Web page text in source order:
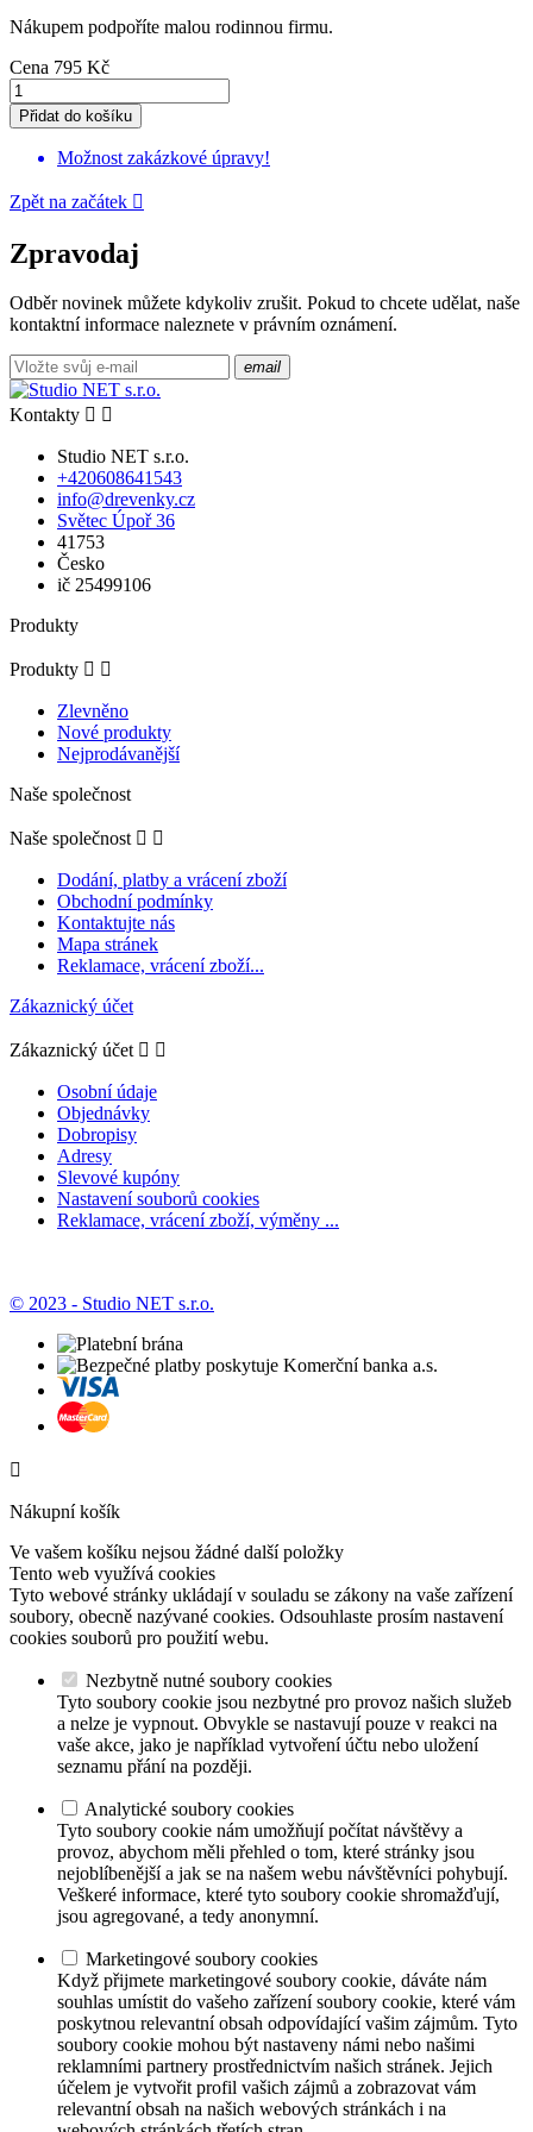
Nákupem podpoříte malou rodinnou firmu.
Cena 795 Kč
Přidat do košíku
Možnost zakázkové úpravy!
Zpět na začátek 
Zpravodaj
Odběr novinek můžete kdykoliv zrušit. Pokud to chcete udělat, naše
kontaktní informace naleznete v právním oznámení.
email
Kontakty  
Studio NET s.r.o.
+420608641543
info@drevenky.cz
Světec Úpoř 36
41753
Česko
ič 25499106
Produkty
Produkty  
Zlevněno
Nové produkty
Nejprodávanější
Naše společnost
Naše společnost  
Dodání, platby a vrácení zboží
Obchodní podmínky
Kontaktujte nás
Mapa stránek
Reklamace, vrácení zboží...
Zákaznický účet
Zákaznický účet  
Osobní údaje
Objednávky
Dobropisy
Adresy
Slevové kupóny
Nastavení souborů cookies
Reklamace, vrácení zboží, výměny ...
© 2023 - Studio NET s.r.o.

Nákupní košík
Ve vašem košíku nejsou žádné další položky
Tento web využívá cookies
Tyto webové stránky ukládají v souladu se zákony na vaše zařízení
soubory, obecně nazývané cookies. Odsouhlaste prosím nastavení
cookies souborů pro použití webu.
Nezbytně nutné soubory cookies
Tyto soubory cookie jsou nezbytné pro provoz našich služeb
a nelze je vypnout. Obvykle se nastavují pouze v reakci na
vaše akce, jako je například vytvoření účtu nebo uložení
seznamu přání na později.
Analytické soubory cookies
Tyto soubory cookie nám umožňují počítat návštěvy a
provoz, abychom měli přehled o tom, které stránky jsou
nejoblíbenější a jak se na našem webu návštěvníci pohybují.
Veškeré informace, které tyto soubory cookie shromažďují,
jsou agregované, a tedy anonymní.
Marketingové soubory cookies
Když přijmete marketingové soubory cookie, dáváte nám
souhlas umístit do vašeho zařízení soubory cookie, které vám
poskytnou relevantní obsah odpovídající vašim zájmům. Tyto
soubory cookie mohou být nastaveny námi nebo našimi
reklamními partnery prostřednictvím našich stránek. Jejich
účelem je vytvořit profil vašich zájmů a zobrazovat vám
relevantní obsah na našich webových stránkách i na